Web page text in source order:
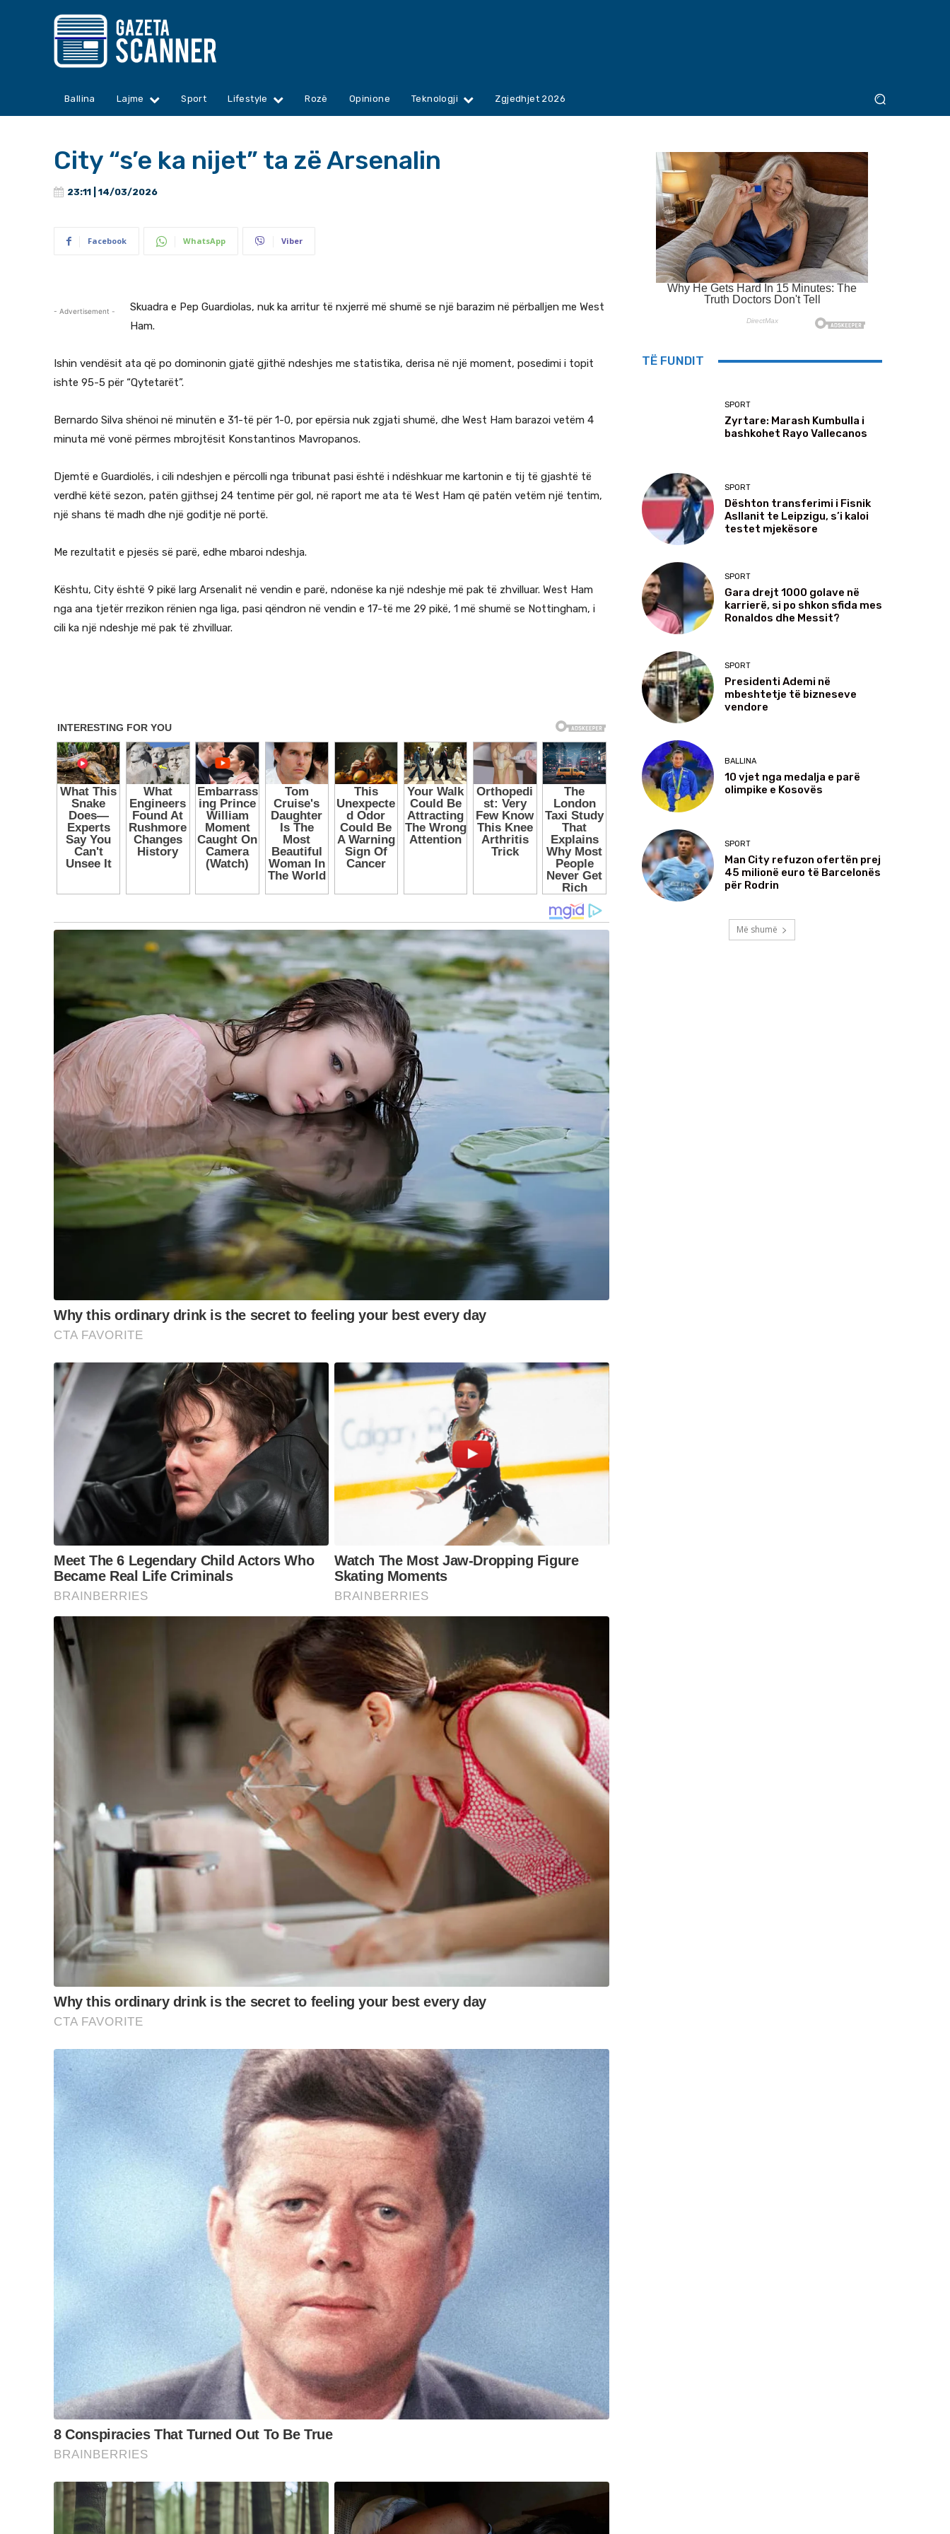
Ballina Lajme Sport Lifestyle Rozë Opinione Teknologji Zgjedhjet 2026
City “s’e ka nijet” ta zë Arsenalin
23:11 | 14/03/2026
Facebook WhatsApp Viber
- Advertisement -
Skuadra e Pep Guardiolas, nuk ka arritur të nxjerrë më shumë se një barazim në përballjen me West
Ham.
Ishin vendësit ata që po dominonin gjatë gjithë ndeshjes me statistika, derisa në një moment, posedimi i topit
ishte 95-5 për “Qytetarët”.
Bernardo Silva shënoi në minutën e 31-të për 1-0, por epërsia nuk zgjati shumë, dhe West Ham barazoi vetëm 4
minuta më vonë përmes mbrojtësit Konstantinos Mavropanos.
Djemtë e Guardiolës, i cili ndeshjen e përcolli nga tribunat pasi është i ndëshkuar me kartonin e tij të gjashtë të
verdhë këtë sezon, patën gjithsej 24 tentime për gol, në raport me ata të West Ham që patën vetëm një tentim,
një shans të madh dhe një goditje në portë.
Me rezultatit e pjesës së parë, edhe mbaroi ndeshja.
Kështu, City është 9 pikë larg Arsenalit në vendin e parë, ndonëse ka një ndeshje më pak të zhvilluar. West Ham
nga ana tjetër rrezikon rënien nga liga, pasi qëndron në vendin e 17-të me 29 pikë, 1 më shumë se Nottingham, i
cili ka një ndeshje më pak të zhvilluar.
TË FUNDIT
SPORT
Zyrtare: Marash Kumbulla i
bashkohet Rayo Vallecanos
SPORT
Dështon transferimi i Fisnik
Asllanit te Leipzigu, s’i kaloi
testet mjekësore
SPORT
Gara drejt 1000 golave në
karrierë, si po shkon sfida mes
Ronaldos dhe Messit?
SPORT
Presidenti Ademi në
mbeshtetje të bizneseve
vendore
BALLINA
10 vjet nga medalja e parë
olimpike e Kosovës
SPORT
Man City refuzon ofertën prej
45 milionë euro të Barcelonës
për Rodrin
Më shumë